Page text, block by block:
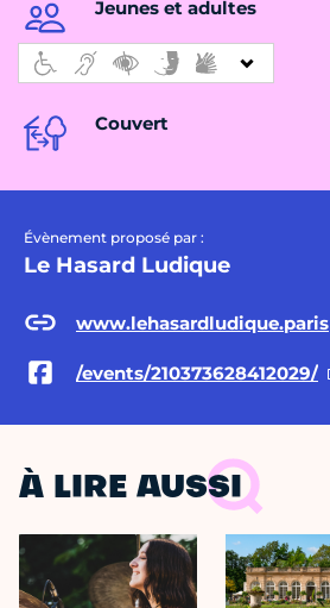
Jeunes et adultes
Couvert
Évènement proposé par :
Le Hasard Ludique
www.lehasardludique.paris
/events/210373628412029/
À LIRE AUSSI